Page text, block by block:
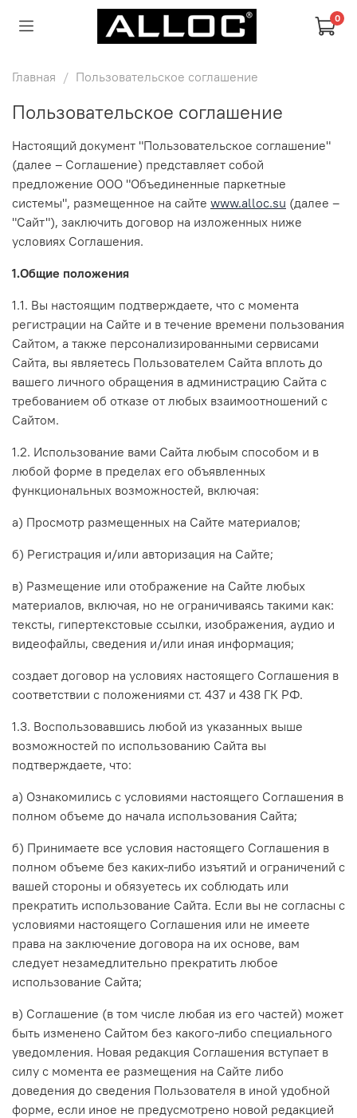
0
Главная Пользовательское соглашение
Пользовательское соглашение
Настоящий документ "Пользовательское соглашение"
(далее – Соглашение) представляет собой
предложение ООО "Объединенные паркетные
системы", размещенное на сайте www.alloc.su (далее –
"Сайт"), заключить договор на изложенных ниже
условиях Соглашения.
1.Общие положения
1.1. Вы настоящим подтверждаете, что с момента
регистрации на Сайте и в течение времени пользования
Сайтом, а также персонализированными сервисами
Сайта, вы являетесь Пользователем Сайта вплоть до
вашего личного обращения в администрацию Сайта с
требованием об отказе от любых взаимоотношений с
Сайтом.
1.2. Использование вами Сайта любым способом и в
любой форме в пределах его объявленных
функциональных возможностей, включая:
а) Просмотр размещенных на Сайте материалов;
б) Регистрация и/или авторизация на Сайте;
в) Размещение или отображение на Сайте любых
материалов, включая, но не ограничиваясь такими как:
тексты, гипертекстовые ссылки, изображения, аудио и
видеофайлы, сведения и/или иная информация;
создает договор на условиях настоящего Соглашения в
соответствии с положениями ст. 437 и 438 ГК РФ.
1.3. Воспользовавшись любой из указанных выше
возможностей по использованию Сайта вы
подтверждаете, что:
а) Ознакомились с условиями настоящего Соглашения в
полном объеме до начала использования Сайта;
б) Принимаете все условия настоящего Соглашения в
полном объеме без каких-либо изъятий и ограничений с
вашей стороны и обязуетесь их соблюдать или
прекратить использование Сайта. Если вы не согласны с
условиями настоящего Соглашения или не имеете
права на заключение договора на их основе, вам
следует незамедлительно прекратить любое
использование Сайта;
в) Соглашение (в том числе любая из его частей) может
быть изменено Сайтом без какого-либо специального
уведомления. Новая редакция Соглашения вступает в
силу с момента ее размещения на Сайте либо
доведения до сведения Пользователя в иной удобной
форме, если иное не предусмотрено новой редакцией